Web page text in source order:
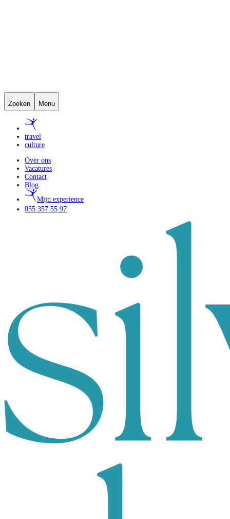
Zoeken Menu
travel
culture
Over ons
Vacatures
Contact
Blog
Mijn experience
055 357 55 97